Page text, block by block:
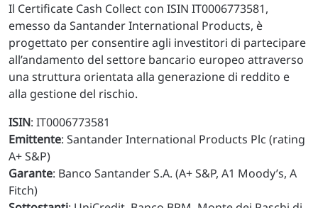
Il Certificate Cash Collect con ISIN IT0006773581,
emesso da Santander International Products, è
progettato per consentire agli investitori di partecipare
all’andamento del settore bancario europeo attraverso
una struttura orientata alla generazione di reddito e
alla gestione del rischio.
ISIN: IT0006773581
Emittente: Santander International Products Plc (rating
A+ S&P)
Garante: Banco Santander S.A. (A+ S&P, A1 Moody’s, A
Fitch)